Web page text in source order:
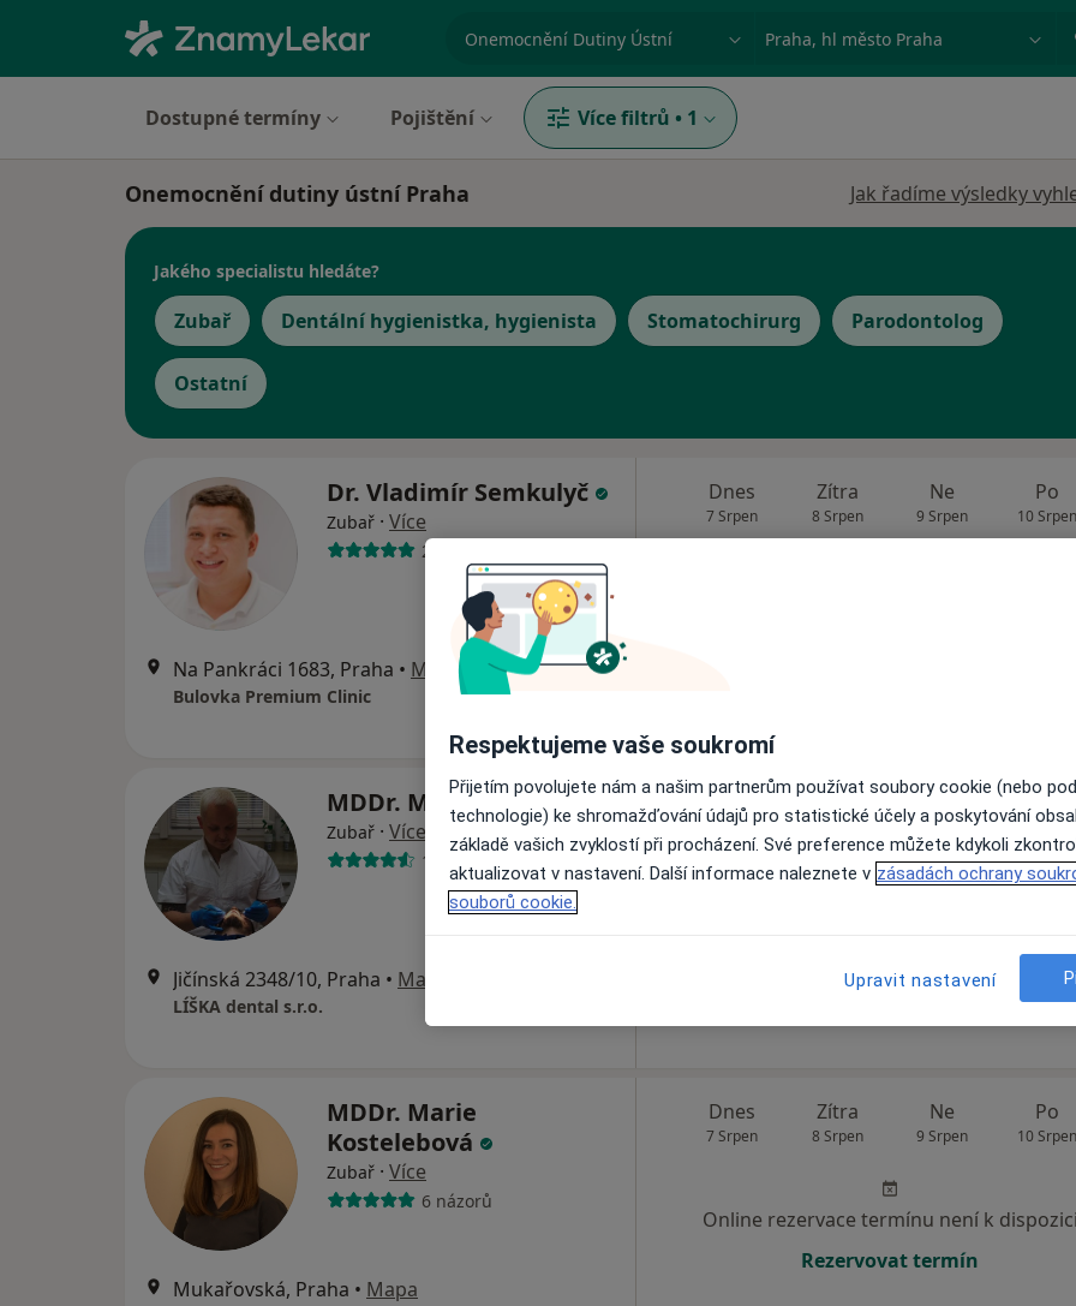
specializace, nemoc nebo příjmení Město nebo region
Dostupné termíny Pojištění Více filtrů • 1
Onemocnění dutiny ústní Praha Jak řadíme výsledky
Jakého specialistu hledáte?
Zubař Dentální hygienistka, hygienista Stomatochirurg Parodontolog
Ostatní
Dr. Vladimír Semkulyč
Zubař · Více
24 názorů
Na Pankráci 1683, Praha • Mapa
Bulovka Premium Clinic
Dnes
7 Srpen
Zítra
8 Srpen
Ne
9 Srpen
Po
10 Srpen
MDDr. Martin Líška
Zubař · Více
17 názorů
Jičínská 2348/10, Praha • Mapa
LÍŠKA dental s.r.o.
Dnes
7 Srpen
Zítra
8 Srpen
Ne
9 Srpen
Po
10 Srpen
MDDr. Marie
Kostelebová
Zubař · Více
6 názorů
Mukařovská, Praha • Mapa
Dnes
7 Srpen
Zítra
8 Srpen
Ne
9 Srpen
Po
10 Srpen
Online rezervace termínu není k dispozici
Rezervovat termín
Respektujeme vaše soukromí
Přijetím povolujete nám a našim partnerům používat soubory cookie (nebo
technologie) ke shromažďování údajů pro statistické účely a poskytování
základě vašich zvyklostí při procházení. Své preference můžete kdykoli
aktualizovat v nastavení. Další informace naleznete v zásadách ochrany
souborů cookie.
Upravit nastavení